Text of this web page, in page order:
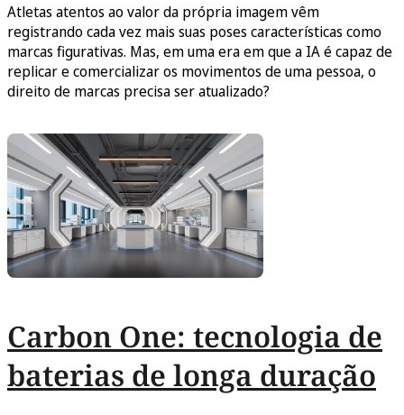
Atletas atentos ao valor da própria imagem vêm
registrando cada vez mais suas poses características como
marcas figurativas. Mas, em uma era em que a IA é capaz de
replicar e comercializar os movimentos de uma pessoa, o
direito de marcas precisa ser atualizado?
Carbon One: tecnologia de
baterias de longa duração